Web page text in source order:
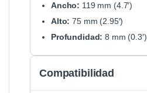
Ancho: 119 mm (4.7′)
Alto: 75 mm (2.95′)
Profundidad: 8 mm (0.3′)
Compatibilidad